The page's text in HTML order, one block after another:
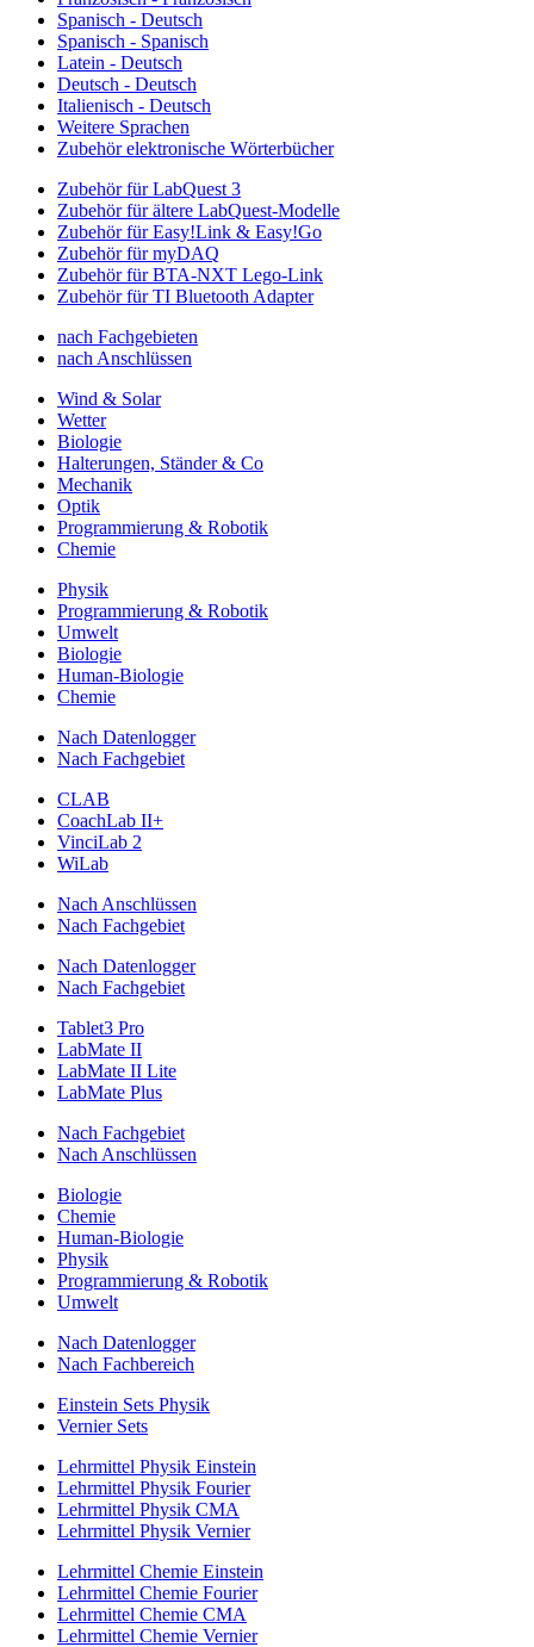
Spanisch - Deutsch
Spanisch - Spanisch
Latein - Deutsch
Deutsch - Deutsch
Italienisch - Deutsch
Weitere Sprachen
Zubehör elektronische Wörterbücher
Zubehör für LabQuest 3
Zubehör für ältere LabQuest-Modelle
Zubehör für Easy!Link & Easy!Go
Zubehör für myDAQ
Zubehör für BTA-NXT Lego-Link
Zubehör für TI Bluetooth Adapter
nach Fachgebieten
nach Anschlüssen
Wind & Solar
Wetter
Biologie
Halterungen, Ständer & Co
Mechanik
Optik
Programmierung & Robotik
Chemie
Physik
Programmierung & Robotik
Umwelt
Biologie
Human-Biologie
Chemie
Nach Datenlogger
Nach Fachgebiet
CLAB
CoachLab II+
VinciLab 2
WiLab
Nach Anschlüssen
Nach Fachgebiet
Nach Datenlogger
Nach Fachgebiet
Tablet3 Pro
LabMate II
LabMate II Lite
LabMate Plus
Nach Fachgebiet
Nach Anschlüssen
Biologie
Chemie
Human-Biologie
Physik
Programmierung & Robotik
Umwelt
Nach Datenlogger
Nach Fachbereich
Einstein Sets Physik
Vernier Sets
Lehrmittel Physik Einstein
Lehrmittel Physik Fourier
Lehrmittel Physik CMA
Lehrmittel Physik Vernier
Lehrmittel Chemie Einstein
Lehrmittel Chemie Fourier
Lehrmittel Chemie CMA
Lehrmittel Chemie Vernier